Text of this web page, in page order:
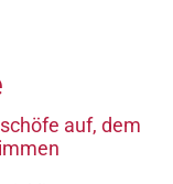
auf, dem